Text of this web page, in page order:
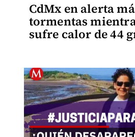
CdMx en alerta
tormentas
sufre calor de 44